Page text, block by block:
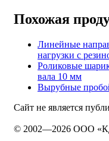
Похожая
Линейные
нагрузки с
Роликовые
вала 10 мм
Вырубные
Сайт не является
© 2002—2026 ООО